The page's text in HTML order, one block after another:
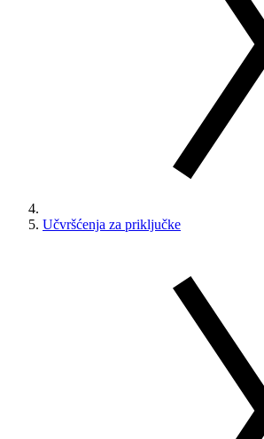
Učvršćenja za priključke